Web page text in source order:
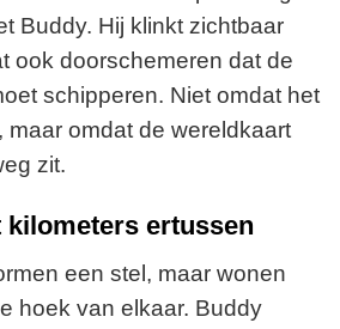
Buddy. Hij klinkt zichtbaar
ook doorschemeren dat de
schipperen. Niet omdat het
maar omdat de wereldkaart
zit.
kilometers ertussen
een stel, maar wonen
hoek van elkaar. Buddy